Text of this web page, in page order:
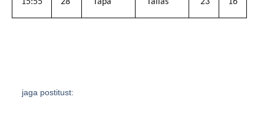
jaga postitust: